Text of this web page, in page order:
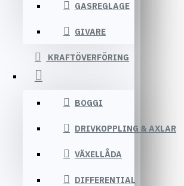
GASREGLAGE
GIVARE
KRAFTÖVERFÖRING
BOGGI
DRIVKOPPLING & AXLAR
VÄXELLÅDA
DIFFERENTIAL